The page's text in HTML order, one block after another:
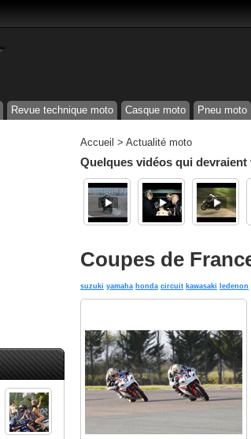
Revue technique moto Casque moto Pneu moto
Accueil > Actualité moto
Quelques vidéos qui devraient
Coupes de
suzuki yamaha honda circuit kawasaki ledenon